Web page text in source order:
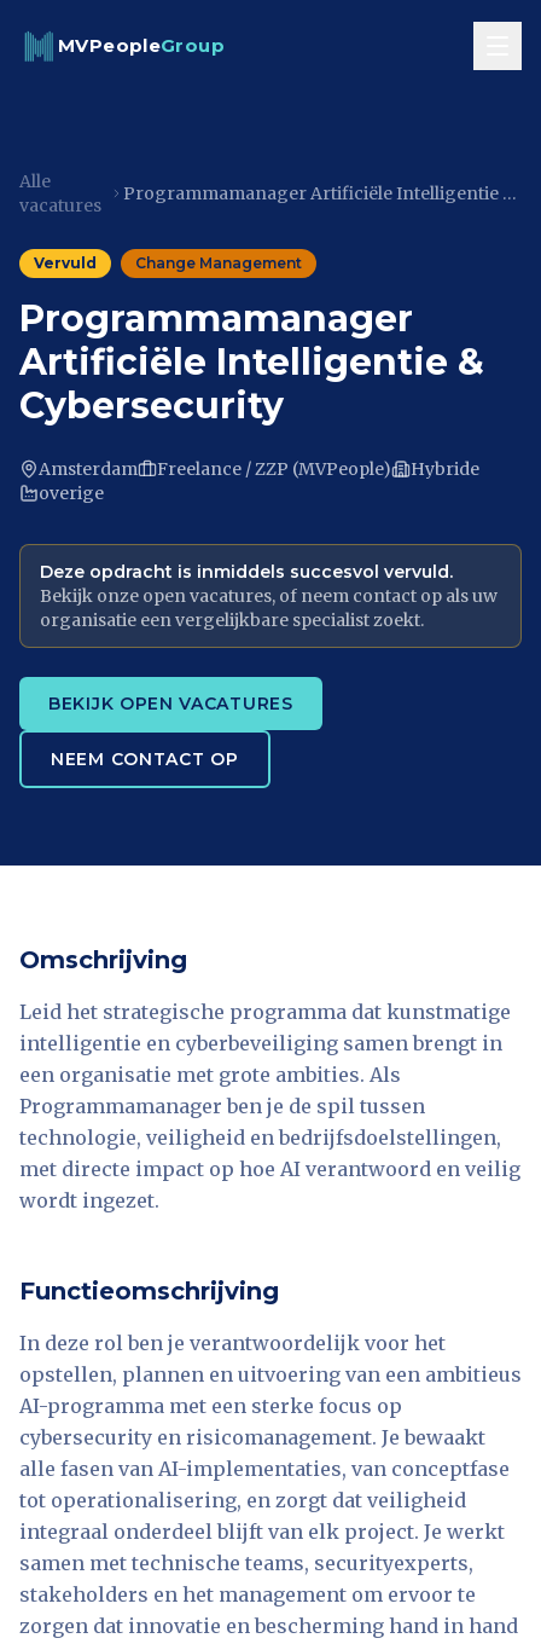
MVPeopleGroup
Alle
vacatures
Programmamanager Artificiële Intelligentie & Cybersecurity
Vervuld Change Management
Programmamanager
Artificiële Intelligentie &
Cybersecurity
Amsterdam Freelance / ZZP (MVPeople)
Hybride
overige
Deze opdracht is inmiddels succesvol vervuld.
Bekijk onze open vacatures, of neem contact op als uw
organisatie een vergelijkbare specialist zoekt.
BEKIJK OPEN VACATURES
NEEM CONTACT OP
Omschrijving
Leid het strategische programma dat kunstmatige
intelligentie en cyberbeveiliging samen brengt in
een organisatie met grote ambities. Als
Programmamanager ben je de spil tussen
technologie, veiligheid en bedrijfsdoelstellingen,
met directe impact op hoe AI verantwoord en veilig
wordt ingezet.
Functieomschrijving
In deze rol ben je verantwoordelijk voor het
opstellen, plannen en uitvoering van een ambitieus
AI-programma met een sterke focus op
cybersecurity en risicomanagement. Je bewaakt
alle fasen van AI-implementaties, van conceptfase
tot operationalisering, en zorgt dat veiligheid
integraal onderdeel blijft van elk project. Je werkt
samen met technische teams, securityexperts,
stakeholders en het management om ervoor te
zorgen dat innovatie en bescherming hand in hand